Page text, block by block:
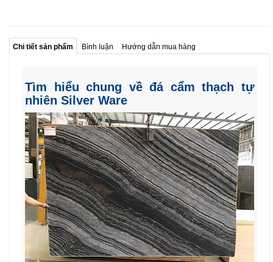
Chi tiết sản phẩm Bình luận Hướng dẫn mua hàng
Tìm hiểu chung về đá cẩm thạch tự
nhiên Silver Ware